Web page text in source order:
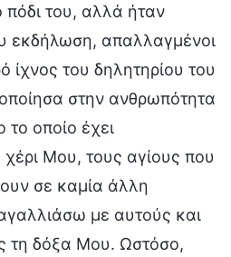
πόδι του, αλλά ήταν
εκδήλωση, απαλλαγμένοι
ίχνος του δηλητηρίου του
στην ανθρωπότητα
το οποίο έχει
χέρι Μου, τους αγίους που
σε καμία άλλη
με αυτούς και
τη δόξα Μου. Ωστόσο,